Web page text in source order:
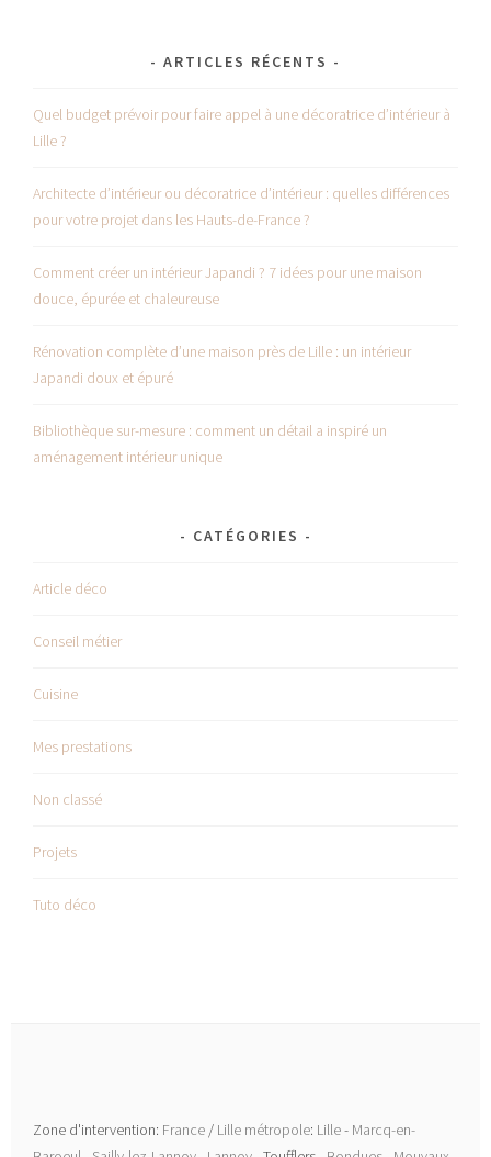
ARTICLES RÉCENTS
Quel budget prévoir pour faire appel à une décoratrice d’intérieur à
Lille ?
Architecte d’intérieur ou décoratrice d’intérieur : quelles différences
pour votre projet dans les Hauts-de-France ?
Comment créer un intérieur Japandi ? 7 idées pour une maison
douce, épurée et chaleureuse
Rénovation complète d’une maison près de Lille : un intérieur
Japandi doux et épuré
Bibliothèque sur-mesure : comment un détail a inspiré un
aménagement intérieur unique
CATÉGORIES
Article déco
Conseil métier
Cuisine
Mes prestations
Non classé
Projets
Tuto déco
Zone d'intervention: France / Lille métropole: Lille- Marcq-en-